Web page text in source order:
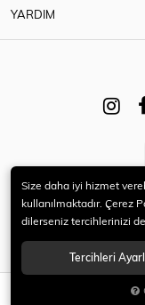
YARDIM
© 2021
Size daha iyi hizmet
kullanılmaktadır. Çerez
dilerseniz tercihlerinizi
Tercihleri